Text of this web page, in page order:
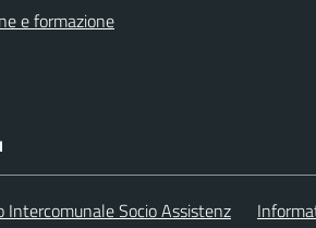
e formazione
Intercomunale Socio Assistenz